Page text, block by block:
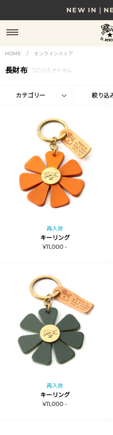
NEW IN｜
8/17(月)10時まで｜税
贈る相手やシーンから選
NEW IN｜
HOME / オンラインストア
長財布 5003 アイテム
カテゴリー 絞り込
再入荷
キーリング
¥11,000 -
再入荷
キーリング
¥11,000 -